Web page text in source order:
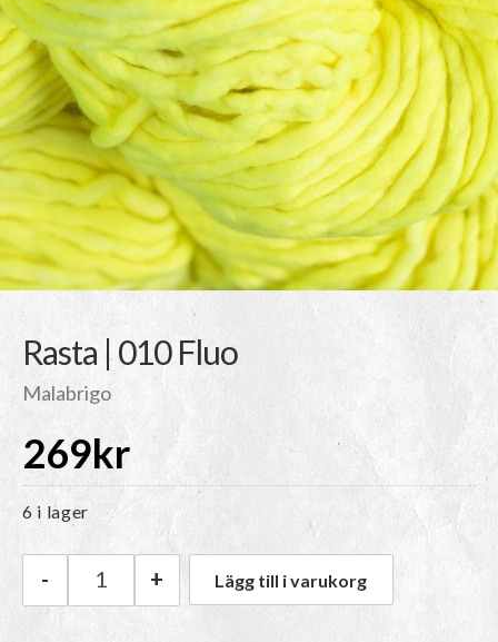
Rasta | 010 Fluo
Malabrigo
269kr
6 i lager
Malabrigo Rasta | 010 Fluo mängd
- + Lägg till i varukorg